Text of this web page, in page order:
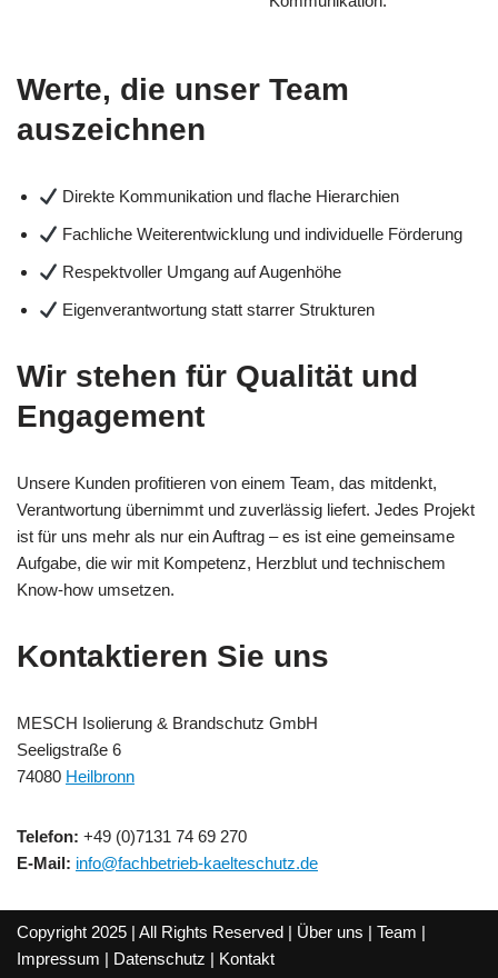
Werte, die unser Team
auszeichnen
Direkte Kommunikation und flache Hierarchien
Fachliche Weiterentwicklung und individuelle Förderung
Respektvoller Umgang auf Augenhöhe
Eigenverantwortung statt starrer Strukturen
Wir stehen für Qualität und
Engagement
Unsere Kunden profitieren von einem Team, das mitdenkt,
Verantwortung übernimmt und zuverlässig liefert. Jedes Projekt
ist für uns mehr als nur ein Auftrag – es ist eine gemeinsame
Aufgabe, die wir mit Kompetenz, Herzblut und technischem
Know-how umsetzen.
Kontaktieren Sie uns
MESCH Isolierung & Brandschutz GmbH
Seeligstraße 6
74080 Heilbronn
Telefon: +49 (0)7131 74 69 270
E-Mail: info@fachbetrieb-kaelteschutz.de
Copyright 2025 | All Rights Reserved | Über uns | Team |
Impressum | Datenschutz | Kontakt